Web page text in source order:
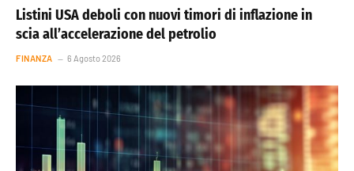
Listini USA deboli con nuovi timori di inflazione in
scia all’accelerazione del petrolio
FINANZA 6 Agosto 2026